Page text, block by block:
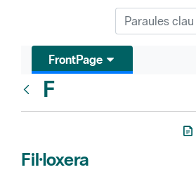
FrontPage
F
Fil·loxera